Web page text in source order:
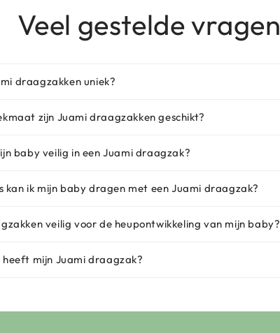
Veel gestelde vragen
draagzakken uniek?
zijn Juami draagzakken geschikt?
baby veilig in een Juami draagzak?
kan ik mijn baby dragen met een Juami draagzak?
veilig voor de heupontwikkeling van mijn baby?
mijn Juami draagzak?